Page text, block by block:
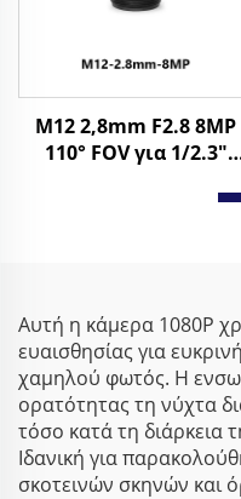
M12 2,8mm F2.8 8MP
110° FOV για 1/2.3"
Χωρίς Διαστρέβλωση
Αυτή η κάμερα 1080P
ευαισθησίας για
χαμηλού φωτός. Η
ορατότητας τη νύχτα
τόσο κατά τη διάρκεια
Ιδανική για
σκοτεινών σκηνών και